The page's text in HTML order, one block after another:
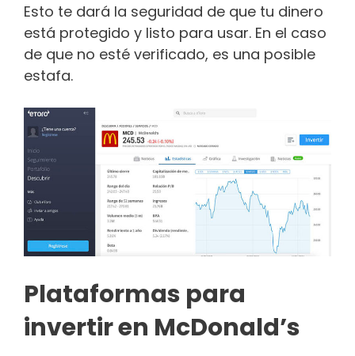
Esto te dará la seguridad de que tu dinero
está protegido y listo para usar. En el caso
de que no esté verificado, es una posible
estafa.
Plataformas para
invertir en McDonald’s